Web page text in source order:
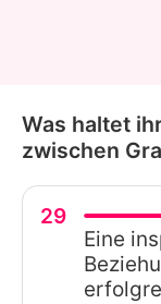
Was haltet
zwischen
29
Eine